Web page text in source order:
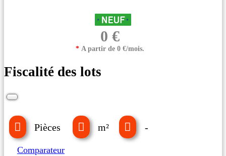
0 €
* A partir de 0 €/mois.
Fiscalité des lots
Pièces m² -
Comparateur